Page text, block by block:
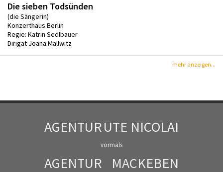
Die sieben Todsünden
(die Sängerin)
Konzerthaus Berlin
Regie: Katrin Sedlbauer
Dirigat Joana Mallwitz
mehr anzeigen...
AGENTURUTE NICOLAI
vormals
AGENTUR MACKEBEN